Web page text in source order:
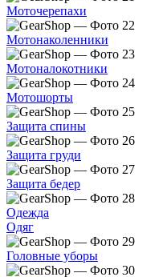
Моточерепахи
Мотонаколенники
Мотоналокотники
Мотошорты
Защита спины
Защита груди
Защита бедер
Одежда
Одяг
Головные уборы